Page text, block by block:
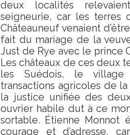
deux localités
seigneurie, car les terres
Châteauneuf venaient
fait du mariage de la
Just de Rye avec le prince
Les châteaux de ces deux
les Suédois, le village
transactions agricoles de
la justice unifiée des
ouvrier habile dut à ce
sortable. Étienne Monnot
courage et d’adresse,